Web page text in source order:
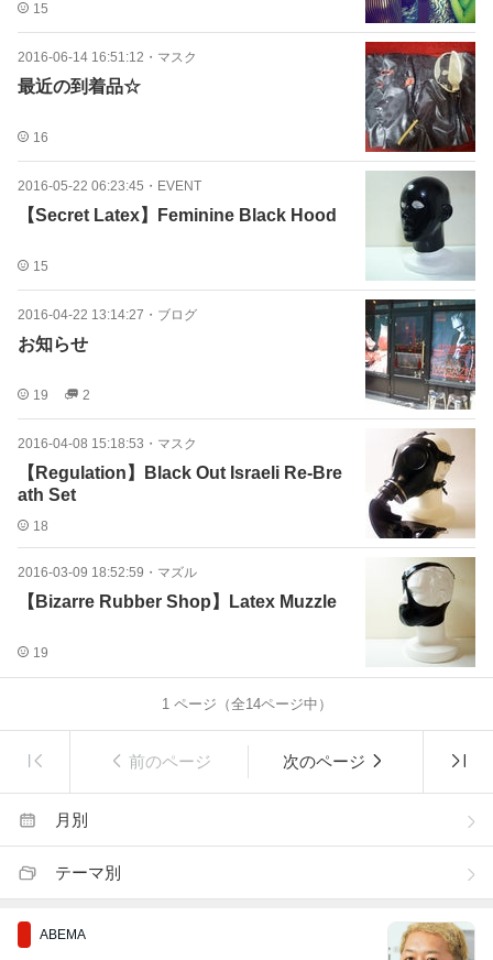
15
2016-06-14 16:51:12 ・ マスク
最近の到着品☆
16
2016-05-22 06:23:45 ・ EVENT
【Secret Latex】Feminine Black Hood
15
2016-04-22 13:14:27 ・ ブログ
お知らせ
19 2
2016-04-08 15:18:53 ・ マスク
【Regulation】Black Out Israeli Re-Bre
ath Set
18
2016-03-09 18:52:59 ・ マズル
【Bizarre Rubber Shop】Latex Muzzle
19
1ページ（全14ページ中）
前のページ 次のページ
月別
テーマ別
ABEMA